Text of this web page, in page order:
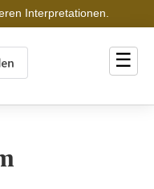
Interpretationen.
☰